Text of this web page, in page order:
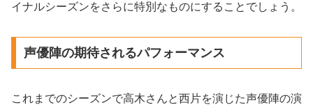
イナルシーズンをさらに特別なものにすることでしょう。
声優陣の期待されるパフォーマンス
これまでのシーズンで高木さんと西片を演じた声優陣の演